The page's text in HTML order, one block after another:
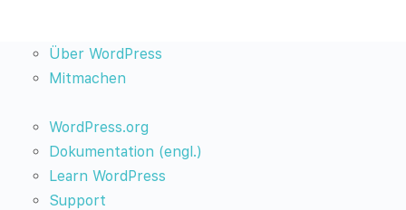
Über
WordPress
Über WordPress
Mitmachen
WordPress.org
Dokumentation (engl.)
Learn WordPress
Support